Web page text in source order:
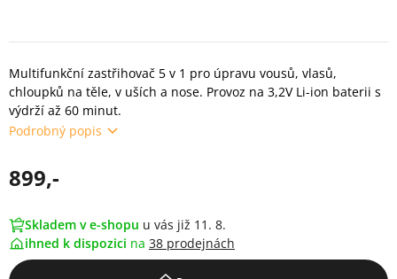
Multifunkční zastřihovač 5 v 1 pro úpravu vousů, vlasů,
chloupků na těle, v uších a nose. Provoz na 3,2V Li-ion baterii s
výdrží až 60 minut.
Podrobný popis
899,-
Skladem v e-shopu u vás již 11. 8.
ihned k dispozici na 38 prodejnách